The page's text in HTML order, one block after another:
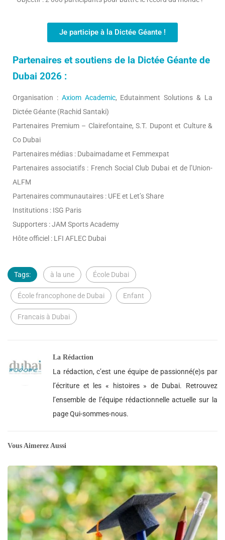
Je participe à la Dictée Géante !
Partenaires et soutiens de la Dictée Géante de
Dubai 2026 :
Organisation : Axiom Academic, Edutainment Solutions & La
Dictée Géante (Rachid Santaki)
Partenaires Premium – Clairefontaine, S.T. Dupont et Culture &
Co Dubai
Partenaires médias : Dubaimadame et Femmexpat
Partenaires associatifs : French Social Club Dubai et de l’Union-
ALFM
Partenaires communautaires : UFE et Let’s Share
Institutions : ISG Paris
Supporters : JAM Sports Academy
Hôte officiel : LFI AFLEC Dubai
Tags: à la une École Dubai
École francophone de Dubai Enfant
Francais à Dubai
La Rédaction
La rédaction, c’est une équipe de passionné(e)s par
l’écriture et les « histoires » de Dubai. Retrouvez
l’ensemble de l’équipe rédactionnelle actuelle sur la
page Qui-sommes-nous.
Vous Aimerez Aussi